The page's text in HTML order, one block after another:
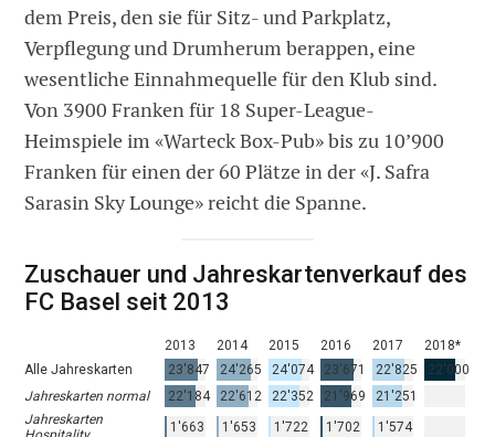
dem Preis, den sie für Sitz- und Parkplatz,
Verpflegung und Drumherum berappen, eine
wesentliche Einnahmequelle für den Klub sind.
Von 3900 Franken für 18 Super-League-
Heimspiele im «Warteck Box-Pub» bis zu 10’900
Franken für einen der 60 Plätze in der «J. Safra
Sarasin Sky Lounge» reicht die Spanne.